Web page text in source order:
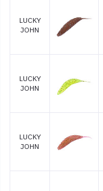
LUCKY
JOHN
LUCKY
JOHN
LUCKY
JOHN